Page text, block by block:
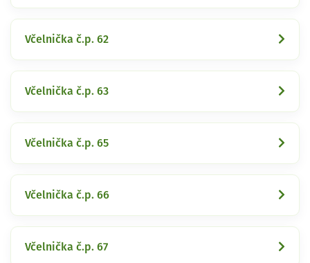
Včelnička č.p. 62
Včelnička č.p. 63
Včelnička č.p. 65
Včelnička č.p. 66
Včelnička č.p. 67